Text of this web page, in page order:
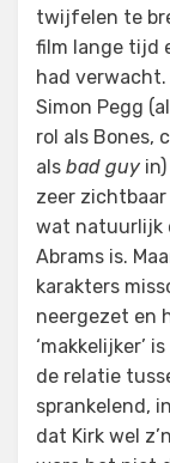
twijfelen te
film lange tijd
had verwacht.
Simon Pegg
rol als Bones,
als bad guy
zeer
wat natuurlijk
Abrams is.
karakters
neergezet en
‘makkelijker’
de relatie
sprankelend,
dat Kirk wel